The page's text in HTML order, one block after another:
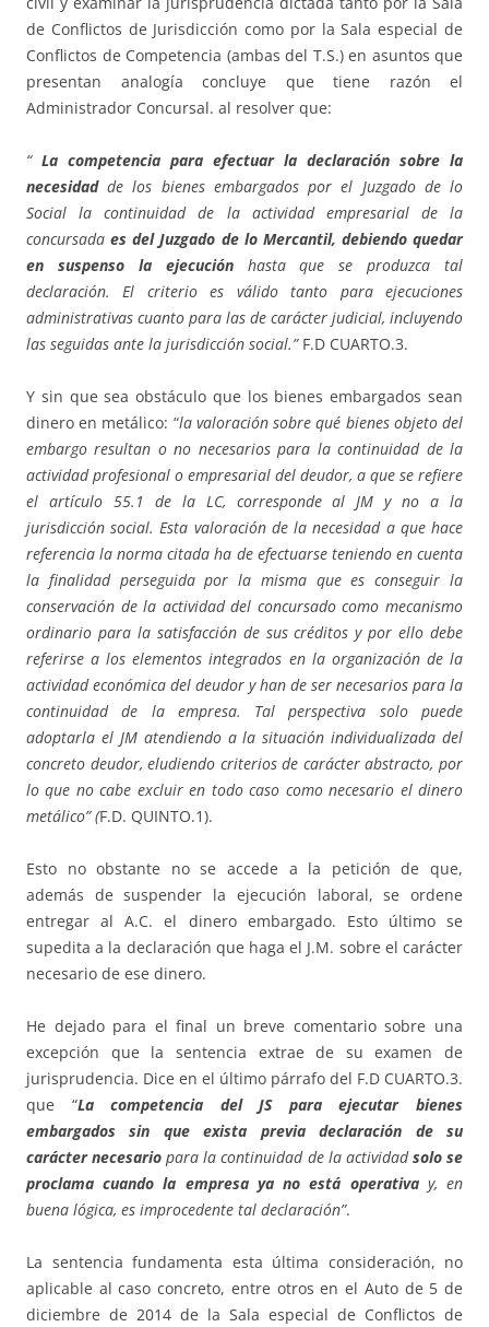
de Conflictos de Jurisdicción como por la Sala especial de
Conflictos de Competencia (ambas del T.S.) en asuntos que
presentan analogía concluye que tiene razón el
Administrador Concursal. al resolver que:
“ La competencia para efectuar la declaración sobre la
necesidadde los bienes embargados por el Juzgado de lo
Social la continuidad de la actividad empresarial de la
concursadaes del Juzgado de lo Mercantil, debiendo quedar
en suspenso la ejecuciónhasta que se produzca tal
declaración. El criterio es válido tanto para ejecuciones
administrativas cuanto para las de carácter judicial, incluyendo
las seguidas ante la jurisdicción social.” F.D CUARTO.3.
Y sin que sea obstáculo que los bienes embargados sean
dinero en metálico: “la valoración sobre qué bienes objeto del
embargo resultan o no necesarios para la continuidad de la
actividad profesional o empresarial del deudor, a que se refiere
el artículo 55.1 de la LC, corresponde al JM y no a la
jurisdicción social. Esta valoración de la necesidad a que hace
referencia la norma citada ha de efectuarse teniendo en cuenta
la finalidad perseguida por la misma que es conseguir la
conservación de la actividad del concursado como mecanismo
ordinario para la satisfacción de sus créditos y por ello debe
referirse a los elementos integrados en la organización de la
actividad económica del deudor y han de ser necesarios para la
continuidad de la empresa. Tal perspectiva solo puede
adoptarla el JM atendiendo a la situación individualizada del
concreto deudor, eludiendo criterios de carácter abstracto, por
lo que no cabe excluir en todo caso como necesario el dinero
metálico” (F.D. QUINTO.1).
Esto no obstante no se accede a la petición de que,
además de suspender la ejecución laboral, se ordene
entregar al A.C. el dinero embargado. Esto último se
supedita a la declaración que haga el J.M. sobre el carácter
necesario de ese dinero.
He dejado para el final un breve comentario sobre una
excepción que la sentencia extrae de su examen de
jurisprudencia. Dice en el último párrafo del F.D CUARTO.3.
que “La competencia del JS para ejecutar bienes
embargados sin que exista previa declaración de su
carácter necesario para la continuidad de la actividadsolo se
proclama cuando la empresa ya no está operativay, en
buena lógica, es improcedente tal declaración”.
La sentencia fundamenta esta última consideración, no
aplicable al caso concreto, entre otros en el Auto de 5 de
diciembre de 2014 de la Sala especial de Conflictos de